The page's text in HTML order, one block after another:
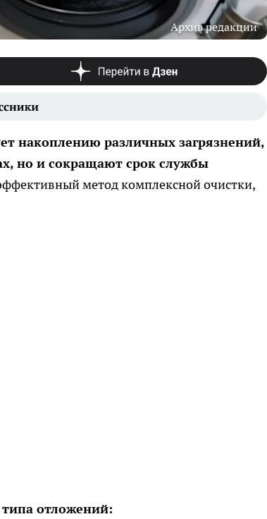
Архив редакции
накоплению различных загрязнений,
но и сокращают срок службы
метод комплексной очистки,
отложений: